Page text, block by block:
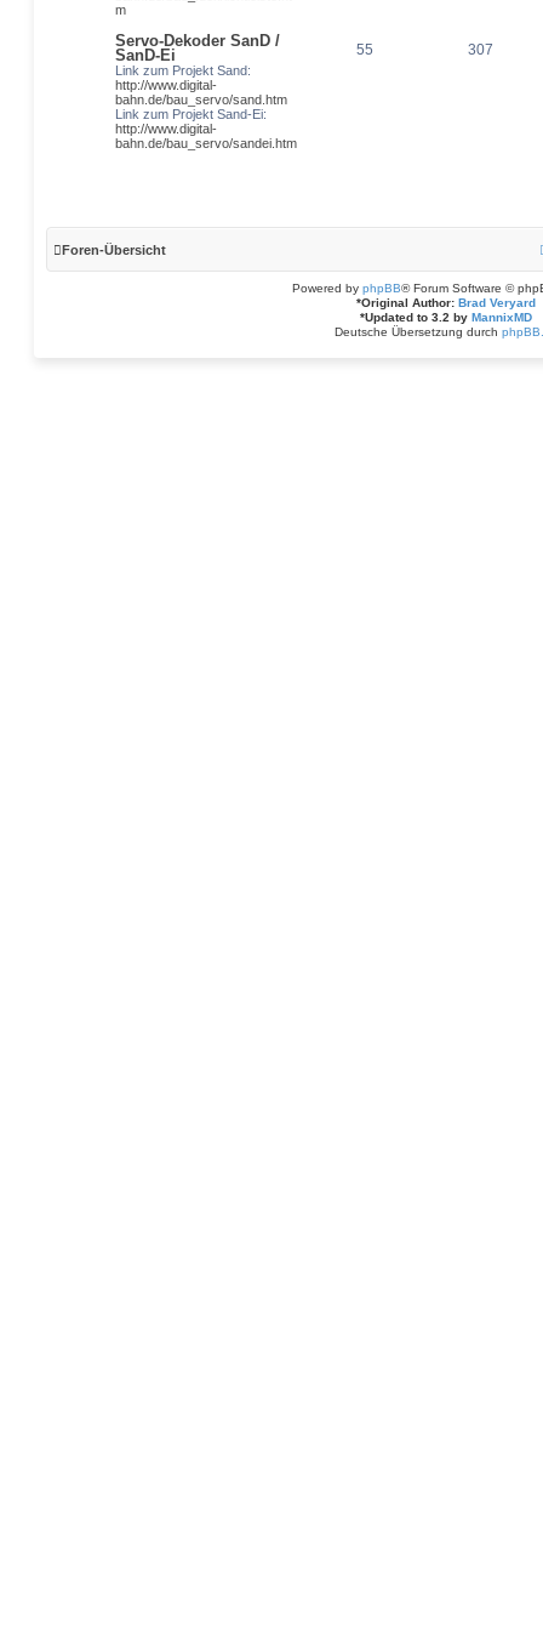
m
Servo-Dekoder SanD /
SanD-Ei
Link zum Projekt Sand:
http://www.digital-
bahn.de/bau_servo/sand.htm
Link zum Projekt Sand-Ei:
http://www.digital-
bahn.de/bau_servo/sandei.htm
55 307
Foren-Übersicht
Powered by phpBB® Forum Software ©
*Original Author: Brad Veryard
*Updated to 3.2 by MannixMD
Deutsche Übersetzung durch